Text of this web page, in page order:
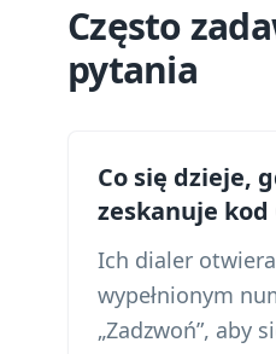
Często
pytania
Co się dzieje,
zeskanuje kod
Ich dialer
wypełnionym
„Zadzwoń”, aby